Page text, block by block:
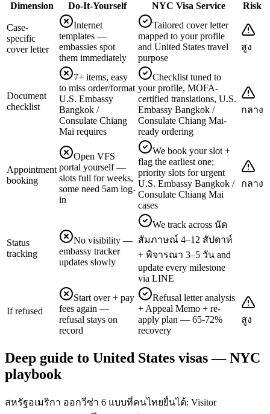
Dimension Do-It-Yourself NYC Visa Service Risk
Case-
specific
cover letter
Internet
templates —
embassies spot
them immediately
Tailored cover letter
mapped to your profile
and United States travel
purpose
สูง
Document
checklist
7+ items, easy
to miss order/format
U.S. Embassy
Bangkok /
Consulate Chiang
Mai requires
Checklist tuned to
your profile, MOFA-
certified translations, U.S.
Embassy Bangkok /
Consulate Chiang Mai-
ready ordering
กลาง
Appointment
booking
Open VFS
portal yourself —
slots full for weeks,
some need 5am log-
in
We book your slot +
flag the earliest one;
priority slots for urgent
U.S. Embassy Bangkok /
Consulate Chiang Mai
cases
กลาง
Status
tracking
No visibility —
embassy tracker
updates slowly
We track across นัด
สัมภาษณ์ 4–12 สัปดาห์
+ พิจารณา 3–5 วัน and
update every milestone
via LINE
If refused
Start over + pay
fees again —
refusal stays on
record
Refusal letter analysis
+ Appeal Memo + re-
apply plan — 65-72%
recovery
สูง
Deep guide to United States visas — NYC
playbook
สหรัฐอเมริกา ออกวีซ่า 6 แบบที่คนไทยยื่นได้: Visitor